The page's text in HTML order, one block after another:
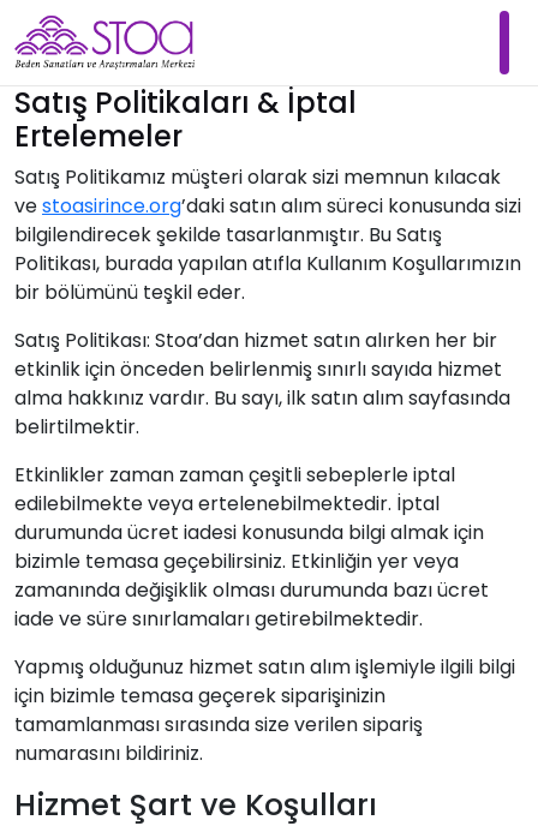
Satış Politikaları & İptal
Ertelemeler
Satış Politikamız müşteri olarak sizi memnun kılacak
vestoasirince.org’daki satın alım süreci konusunda sizi
bilgilendirecek şekilde tasarlanmıştır. Bu Satış
Politikası, burada yapılan atıfla Kullanım Koşullarımızın
bir bölümünü teşkil eder.
Satış Politikası: Stoa’dan hizmet satın alırken her bir
etkinlik için önceden belirlenmiş sınırlı sayıda hizmet
alma hakkınız vardır. Bu sayı, ilk satın alım sayfasında
belirtilmektir.
Etkinlikler zaman zaman çeşitli sebeplerle iptal
edilebilmekte veya ertelenebilmektedir. İptal
durumunda ücret iadesi konusunda bilgi almak için
bizimle temasa geçebilirsiniz. Etkinliğin yer veya
zamanında değişiklik olması durumunda bazı ücret
iade ve süre sınırlamaları getirebilmektedir.
Yapmış olduğunuz hizmet satın alım işlemiyle ilgili bilgi
için bizimle temasa geçerek siparişinizin
tamamlanması sırasında size verilen sipariş
numarasını bildiriniz.
Hizmet Şart ve Koşulları